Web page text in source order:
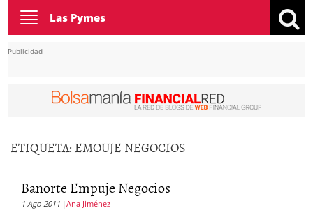
Toggle
navigation
Las Pymes
Publicidad
ETIQUETA: EMOUJE NEGOCIOS
Banorte Empuje Negocios
1 Ago 2011 Ana Jiménez